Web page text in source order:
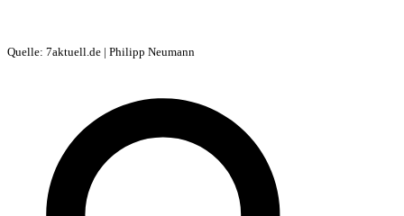
Quelle: 7aktuell.de | Philipp Neumann